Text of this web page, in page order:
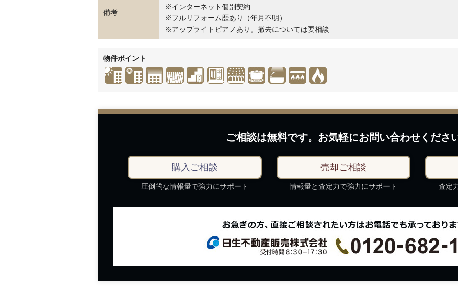
備考
※インターネット個別契約
※フルリフォーム歴あり（年月不明）
※アップライトピアノあり。撤去については要相談
物件ポイント
ご相談は無料です。 お気軽にお問い合わせくださ
購入 ご相談
圧倒的な情報量で強力にサポート
売却ご相談
情報量と査定力で強力にサポート 査定